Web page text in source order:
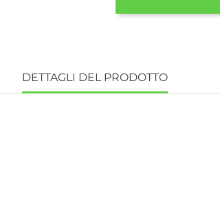
DETTAGLI DEL PRODOTTO